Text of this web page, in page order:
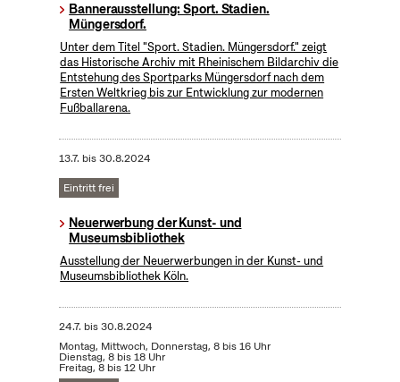
Bannerausstellung: Sport. Stadien.
Müngersdorf.
Unter dem Titel "Sport. Stadien. Müngersdorf." zeigt
das Historische Archiv mit Rheinischem Bildarchiv die
Entstehung des Sportparks Müngersdorf nach dem
Ersten Weltkrieg bis zur Entwicklung zur modernen
Fußballarena.
13.7. bis30.8.2024
Eintritt frei
Neuerwerbung der Kunst- und
Museumsbibliothek
Ausstellung der Neuerwerbungen in der Kunst- und
Museumsbibliothek Köln.
24.7. bis30.8.2024
Montag, Mittwoch, Donnerstag, 8 bis 16 Uhr
Dienstag, 8 bis 18 Uhr
Freitag, 8 bis 12 Uhr